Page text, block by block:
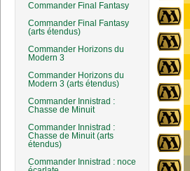
Commander Final Fantasy
Commander Final Fantasy
(arts étendus)
Commander Horizons du
Modern 3
Commander Horizons du
Modern 3 (arts étendus)
Commander Innistrad :
Chasse de Minuit
Commander Innistrad :
Chasse de Minuit (arts
étendus)
Commander Innistrad : noce